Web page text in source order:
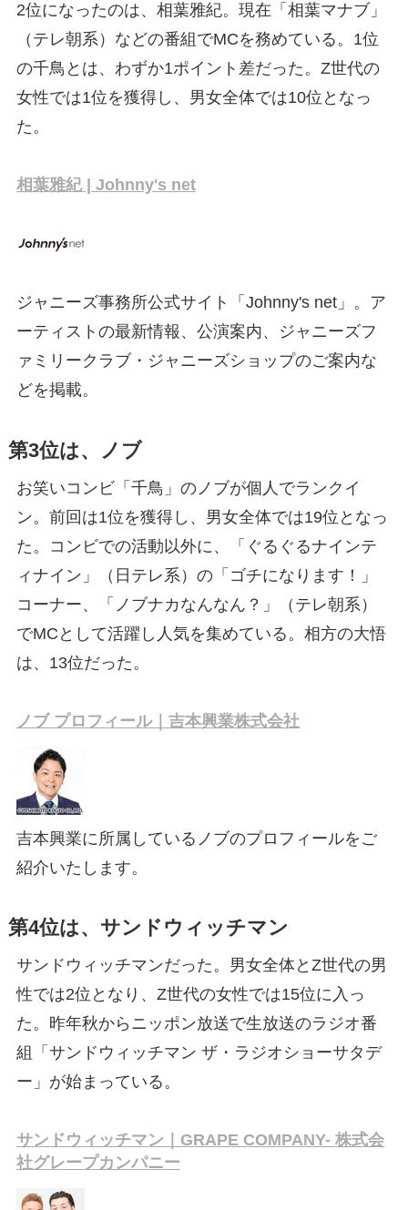
2位になったのは、相葉雅紀。現在「相葉マナブ」
（テレ朝系）などの番組でMCを務めている。1位
の千鳥とは、わずか1ポイント差だった。Z世代の
女性では1位を獲得し、男女全体では10位となっ
た。
相葉雅紀 | Johnny's net
ジャニーズ事務所公式サイト「Johnny's net」。ア
ーティストの最新情報、公演案内、ジャニーズフ
ァミリークラブ・ジャニーズショップのご案内な
どを掲載。
第3位は、ノブ
お笑いコンビ「千鳥」のノブが個人でランクイ
ン。前回は1位を獲得し、男女全体では19位となっ
た。コンビでの活動以外に、「ぐるぐるナインテ
ィナイン」（日テレ系）の「ゴチになります！」
コーナー、「ノブナカなんなん？」（テレ朝系）
でMCとして活躍し人気を集めている。相方の大悟
は、13位だった。
ノブ プロフィール｜吉本興業株式会社
吉本興業に所属しているノブのプロフィールをご
紹介いたします。
第4位は、サンドウィッチマン
サンドウィッチマンだった。男女全体とZ世代の男
性では2位となり、Z世代の女性では15位に入っ
た。昨年秋からニッポン放送で生放送のラジオ番
組「サンドウィッチマン ザ・ラジオショーサタデ
ー」が始まっている。
サンドウィッチマン｜GRAPE COMPANY- 株式会
社グレープカンパニー